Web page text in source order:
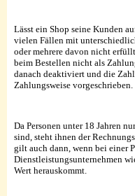
Lässt ein Shop seine Kunden
vielen Fällen mit
oder mehrere davon nicht
beim Bestellen nicht als
danach deaktiviert und die
Zahlungsweise vorgeschrieben.
Da Personen unter 18 Jahren
sind, steht ihnen der
gilt auch dann, wenn bei einer
Dienstleistungsunternehmen
Wert herauskommt.